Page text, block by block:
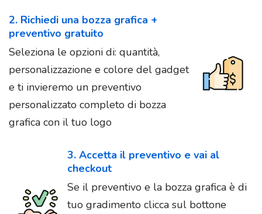
2. Richiedi una bozza grafica +
preventivo gratuito
Seleziona le opzioni di: quantità,
personalizzazione e colore del gadget
e ti invieremo un preventivo
personalizzato completo di bozza
grafica con il tuo logo
3. Accetta il preventivo e vai al
checkout
Se il preventivo e la bozza grafica è di
tuo gradimento clicca sul bottone